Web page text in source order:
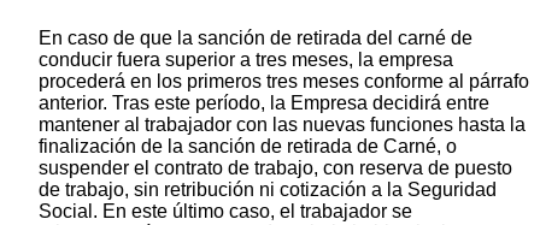
En caso de que la sanción de retirada del carné de
conducir fuera superior a tres meses, la empresa
procederá en los primeros tres meses conforme al párrafo
anterior. Tras este período, la Empresa decidirá entre
mantener al trabajador con las nuevas funciones hasta la
finalización de la sanción de retirada de Carné, o
suspender el contrato de trabajo, con reserva de puesto
de trabajo, sin retribución ni cotización a la Seguridad
Social. En este último caso, el trabajador se